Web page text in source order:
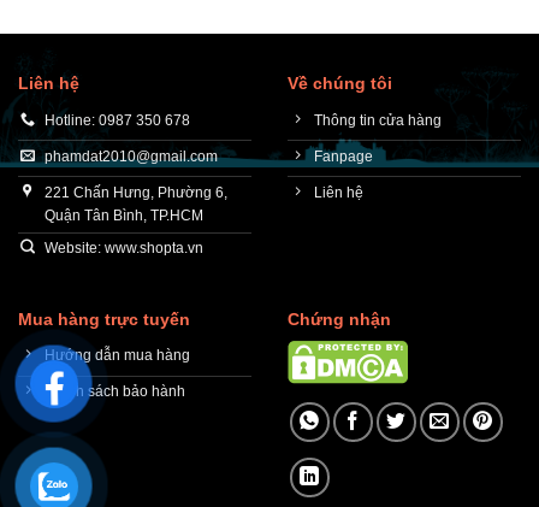
Liên hệ
Hotline: 0987 350 678
phamdat2010@gmail.com
221 Chấn Hưng, Phường 6,
Quận Tân Bình, TP.HCM
Website: www.shopta.vn
Về chúng tôi
Thông tin cửa hàng
Fanpage
Liên hệ
Mua hàng trực tuyến
Hướng dẫn mua hàng
Chính sách bảo hành
Chứng nhận